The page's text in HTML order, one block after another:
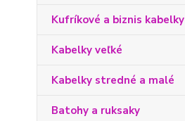
Kufríkové a biznis kabelky
Kabelky veľké
Kabelky stredné a malé
Batohy a ruksaky